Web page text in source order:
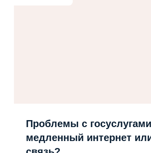
Проблемы с
медленный интернет